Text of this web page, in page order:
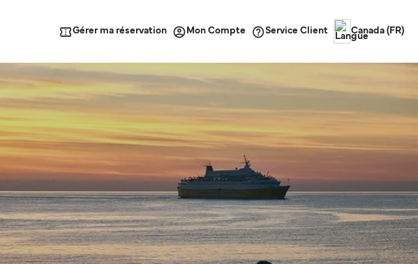
Gérer ma réservation Mon Compte Service Client Canada (FR)